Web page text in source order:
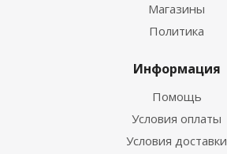
Магазины
Политика
Информация
Помощь
Условия оплаты
Условия доставки